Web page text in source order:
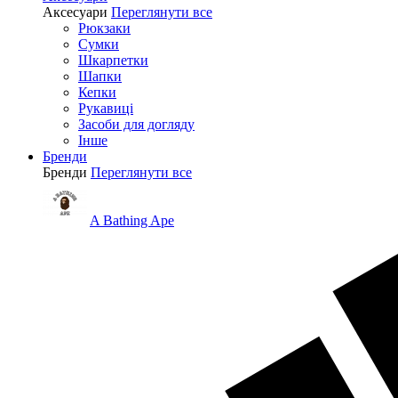
Аксесуари Переглянути все
Рюкзаки
Сумки
Шкарпетки
Шапки
Кепки
Рукавиці
Засоби для догляду
Інше
Бренди
Бренди Переглянути все
A Bathing Ape